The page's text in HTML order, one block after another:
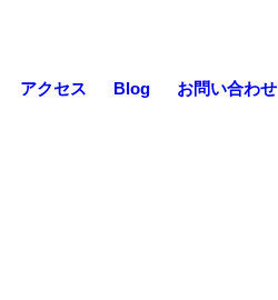
アクセス Blog お問い合わせ